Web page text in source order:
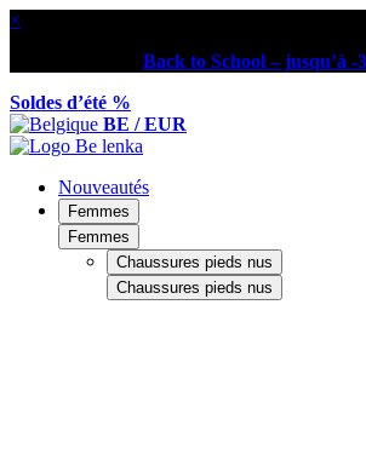
×
Back to School – jusqu’à -
Soldes d’été %
BE / EUR
Nouveautés
Femmes
Femmes
Chaussures pieds nus
Chaussures pieds nus